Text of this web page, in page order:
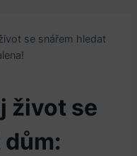
se snářem hledat
život se